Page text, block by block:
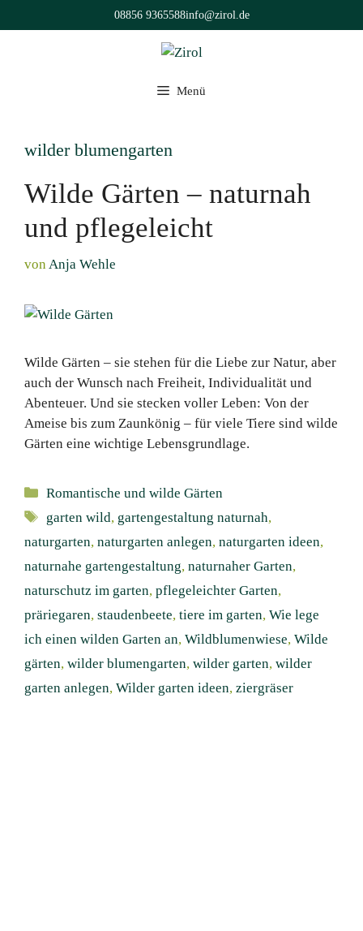
Inhalt
08856 9365588info@zirol.de
Menü
wilder blumengarten
Wilde Gärten – naturnah
und pflegeleicht
von Anja Wehle
Wilde Gärten – sie stehen für die Liebe zur Natur, aber
auch der Wunsch nach Freiheit, Individualität und
Abenteuer. Und sie stecken voller Leben: Von der
Ameise bis zum Zaunkönig – für viele Tiere sind wilde
Gärten eine wichtige Lebensgrundlage.
Kategorien
Romantische und wilde Gärten
Schlagwörter
garten wild, gartengestaltung naturnah,
naturgarten, naturgarten anlegen, naturgarten ideen,
naturnahe gartengestaltung, naturnaher Garten,
naturschutz im garten, pflegeleichter Garten,
präriegaren, staudenbeete, tiere im garten, Wie lege
ich einen wilden Garten an, Wildblumenwiese, Wilde
gärten, wilder blumengarten, wilder garten, wilder
garten anlegen, Wilder garten ideen, ziergräser